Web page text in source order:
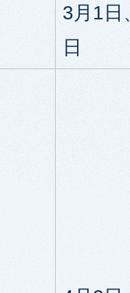
3月1日
日